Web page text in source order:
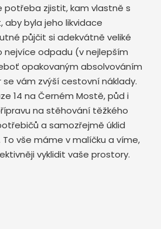
potřeba zjistit, kam vlastně s
aby byla jeho likvidace
půjčit si adekvátně veliké
odpadu (v nejlepším
opakovaným absolvováním
vám zvýší cestovní náklady.
14 na Černém Mostě, půd i
na stěhování těžkého
a samozřejmě úklid
To vše máme v malíčku a víme,
vyklidit vaše prostory.